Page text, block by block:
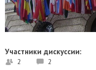
Участники дискуссии:
2 2